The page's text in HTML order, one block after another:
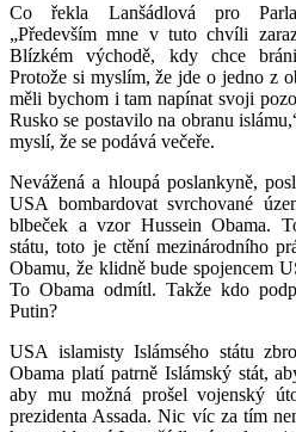
Co řekla Lanšádlová pro
„Především mne v tuto chvíli
Blízkém východě, kdy chce
Protože si myslím, že jde o jedno z
měli bychom i tam napínat svoji
Rusko se postavilo na obranu
myslí, že se podává večeře.
Nevážená a hloupá poslankyně,
USA bombardovat svrchované
blbeček a vzor Hussein Obama.
státu, toto je ctění mezinárodního
Obamu, že klidně bude spojencem
To Obama odmítl. Takže kdo
Putin?
USA islamisty Islámsého státu
Obama platí patrně Islámský stát,
aby mu možná prošel vojenský
prezidenta Assada. Nic víc za tím